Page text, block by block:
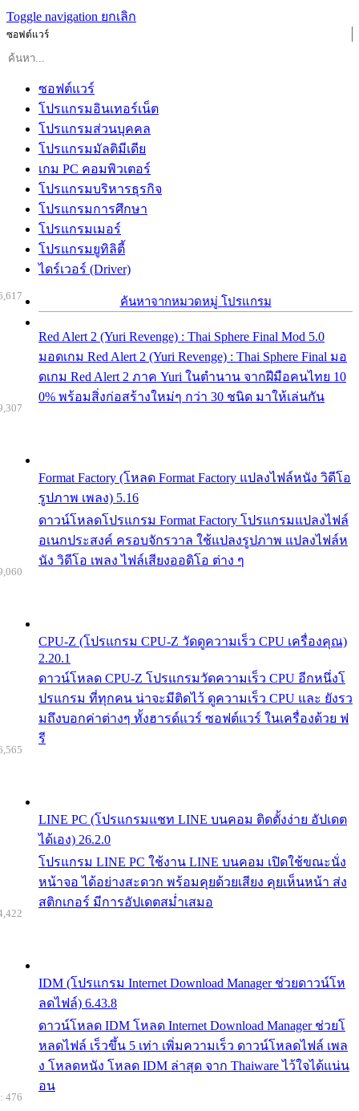
Toggle navigation ยกเลิก
ซอฟต์แวร์
ซอฟต์แวร์
โปรแกรมอินเทอร์เน็ต
โปรแกรมส่วนบุคคล
โปรแกรมมัลติมีเดีย
เกม PC คอมพิวเตอร์
โปรแกรมบริหารธุรกิจ
โปรแกรมการศึกษา
โปรแกรมเมอร์
โปรแกรมยูทิลิตี้
ไดร์เวอร์ (Driver)
ค้นหาจากหมวดหมู่ โปรแกรม
Red Alert 2 (Yuri Revenge) : Thai Sphere Final Mod 5.0
มอดเกม Red Alert 2 (Yuri Revenge) : Thai Sphere Final มอ
ดเกม Red Alert 2 ภาค Yuri ในตำนาน จากฝีมือคนไทย 10
0% พร้อมสิ่งก่อสร้างใหม่ๆ กว่า 30 ชนิด มาให้เล่นกัน
Format Factory (โหลด Format Factory แปลงไฟล์หนัง วิดีโอ
รูปภาพ เพลง) 5.16
ดาวน์โหลดโปรแกรม Format Factory โปรแกรมแปลงไฟล์
อเนกประสงค์ ครอบจักรวาล ใช้แปลงรูปภาพ แปลงไฟล์ห
นัง วิดีโอ เพลง ไฟล์เสียงออดิโอ ต่าง ๆ
CPU-Z (โปรแกรม CPU-Z วัดดูความเร็ว CPU เครื่องคุณ)
2.20.1
ดาวน์โหลด CPU-Z โปรแกรมวัดความเร็ว CPU อีกหนึ่งโ
ปรแกรม ที่ทุกคน น่าจะมีติดไว้ ดูความเร็ว CPU และ ยังรว
มถึงบอกค่าต่างๆ ทั้งฮารด์แวร์ ซอฟต์แวร์ ในเครื่องด้วย ฟ
รี
LINE PC (โปรแกรมแชท LINE บนคอม ติดตั้งง่าย อัปเดต
ได้เอง) 26.2.0
โปรแกรม LINE PC ใช้งาน LINE บนคอม เปิดใช้ขณะนั่ง
หน้าจอ ได้อย่างสะดวก พร้อมคุยด้วยเสียง คุยเห็นหน้า ส่ง
สติกเกอร์ มีการอัปเดตสม่ำเสมอ
IDM (โปรแกรม Internet Download Manager ช่วยดาวน์โห
ลดไฟล์) 6.43.8
ดาวน์โหลด IDM โหลด Internet Download Manager ช่วยโ
หลดไฟล์ เร็วขึ้น 5 เท่า เพิ่มความเร็ว ดาวน์โหลดไฟล์ เพล
ง โหลดหนัง โหลด IDM ล่าสุด จาก Thaiware ไว้ใจได้แน่น
อน
476